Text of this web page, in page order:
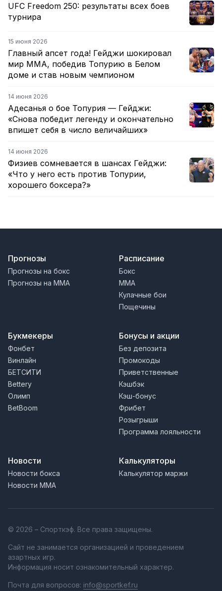
UFC Freedom 250: результаты всех боев
турнира
15 июня 2026
Главный апсет года! Гейджи шокировал
мир ММА, победив Топурию в Белом
доме и став новым чемпионом
14 июня 2026
Адесанья о бое Топурия — Гейджи:
«Снова победит легенду и окончательно
впишет себя в число величайших»
14 июня 2026
Физиев сомневается в шансах Гейджи:
«Что у него есть против Топурии,
хорошего боксера?»
Прогнозы
Прогнозы на бокс
Прогнозы на MMA
Расписание
Бокс
MMA
Кулачные бои
Пощечины
Букмекеры
Фонбет
Винлайн
БЕТСИТИ
Bettery
Олимп
BetBoom
Бонусы и акции
Без депозита
Промокоды
Приветственные
Кэшбэк
Кэш-бонус
Фрибет
Розыгрыши
Программа лояльности
Новости
Новости бокса
Новости MMA
Калькуляторы
Калькулятор маржи
© 2026 – Спорткэф. Все права защищены.
Сайт не занимается организацией и проведением
азартных игр.
Информация носит ознакомительный характер.
Почта для вопросов: info@sportkef.ru